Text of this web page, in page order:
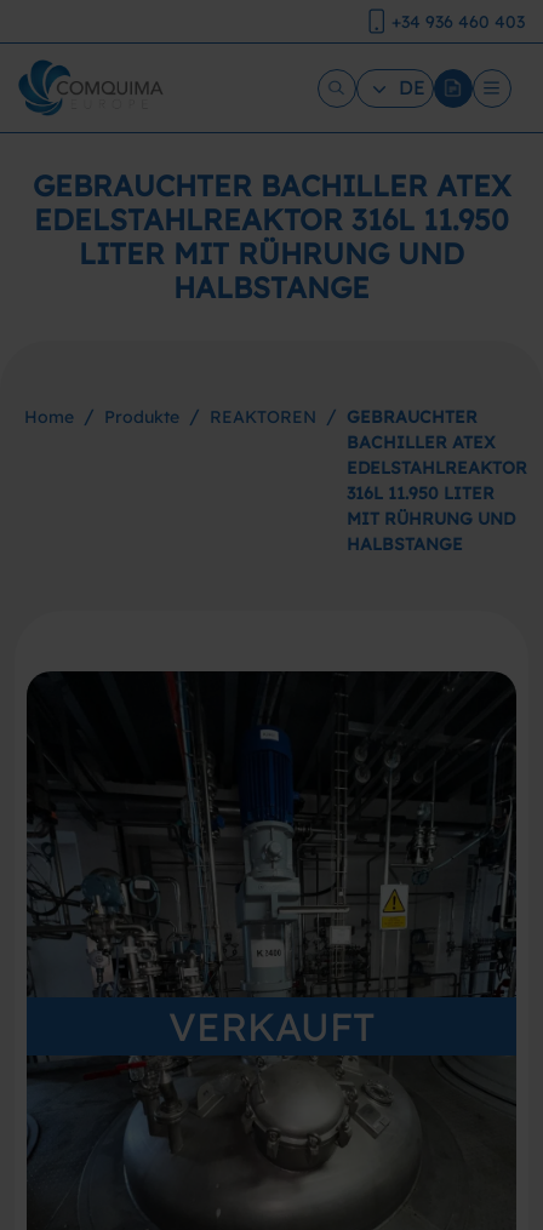
+34 936 460 403
DE
GEBRAUCHTER BACHILLER ATEX
EDELSTAHLREAKTOR 316L 11.950
LITER MIT RÜHRUNG UND
HALBSTANGE
Home / Produkte / REAKTOREN / GEBRAUCHTER
BACHILLER ATEX
EDELSTAHLREAKTOR
316L 11.950 LITER
MIT RÜHRUNG UND
HALBSTANGE
VERKAUFT